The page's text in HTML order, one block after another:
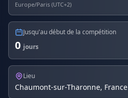
Europe/Paris (UTC+2)
Jusqu'au début de la compétition
0 jours
Lieu
Chaumont-sur-Tharonne, France